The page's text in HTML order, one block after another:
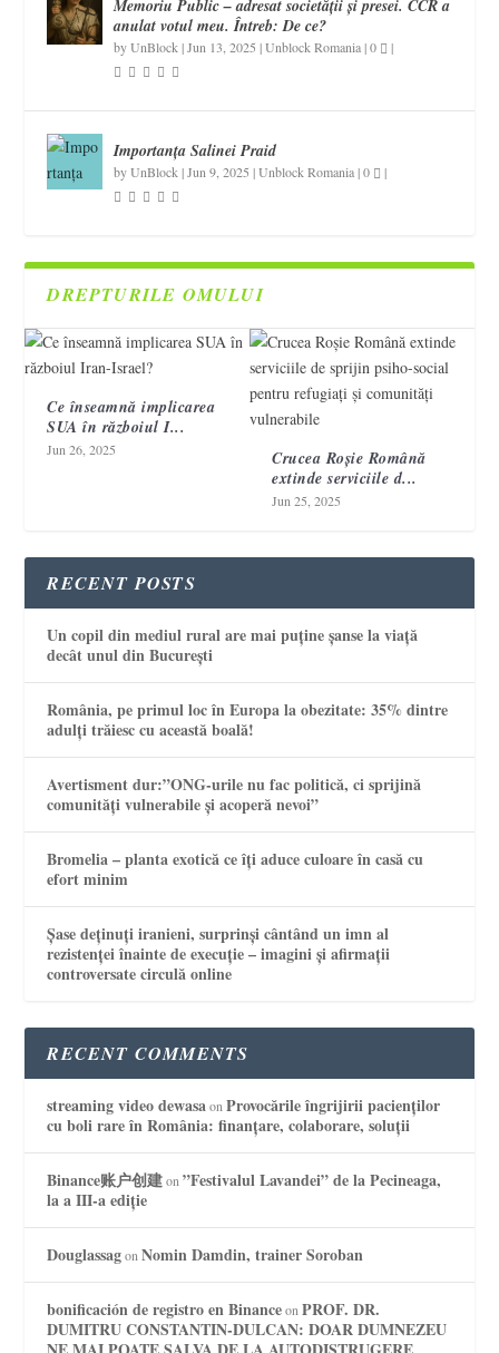
Memoriu Public – adresat societății și presei. CCR a
anulat votul meu. Întreb: De ce?
byUnBlock |Jun 13, 2025 |Unblock Romania|0 |
Importanța Salinei Praid
byUnBlock |Jun 9, 2025 |Unblock Romania|0 |
DREPTURILE OMULUI
Ce înseamnă implicarea
SUA în războiul I...
Jun 26, 2025
Crucea Roșie Română
extinde serviciile d...
Jun 25, 2025
RECENT POSTS
Un copil din mediul rural are mai puține șanse la viață
decât unul din București
România, pe primul loc în Europa la obezitate: 35% dintre
adulți trăiesc cu această boală!
Avertisment dur:”ONG-urile nu fac politică, ci sprijină
comunități vulnerabile și acoperă nevoi”
Bromelia – planta exotică ce îți aduce culoare în casă cu
efort minim
Șase deținuți iranieni, surprinși cântând un imn al
rezistenței înainte de execuție – imagini și afirmații
controversate circulă online
RECENT COMMENTS
streaming video dewasaonProvocările îngrijirii pacienților
cu boli rare în România: finanțare, colaborare, soluții
Binance账户创建on”Festivalul Lavandei” de la Pecineaga,
la a III-a ediție
DouglassagonNomin Damdin, trainer Soroban
bonificación de registro en BinanceonPROF. DR.
DUMITRU CONSTANTIN-DULCAN: DOAR DUMNEZEU